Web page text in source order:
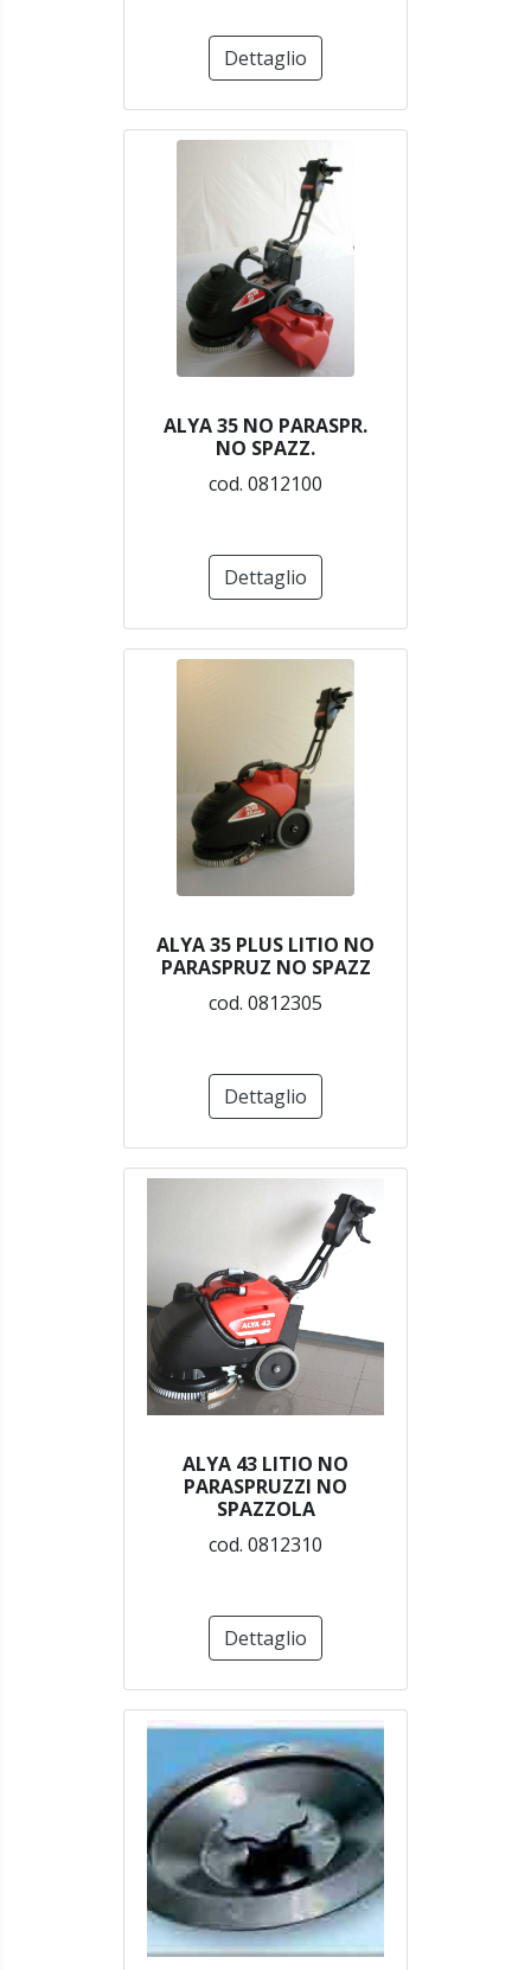
Dettaglio
ALYA 35 NO PARASPR.
NO SPAZZ.
cod. 0812100
Dettaglio
ALYA 35 PLUS LITIO NO
PARASPRUZ NO SPAZZ
cod. 0812305
Dettaglio
ALYA 43 LITIO NO
PARASPRUZZI NO
SPAZZOLA
cod. 0812310
Dettaglio